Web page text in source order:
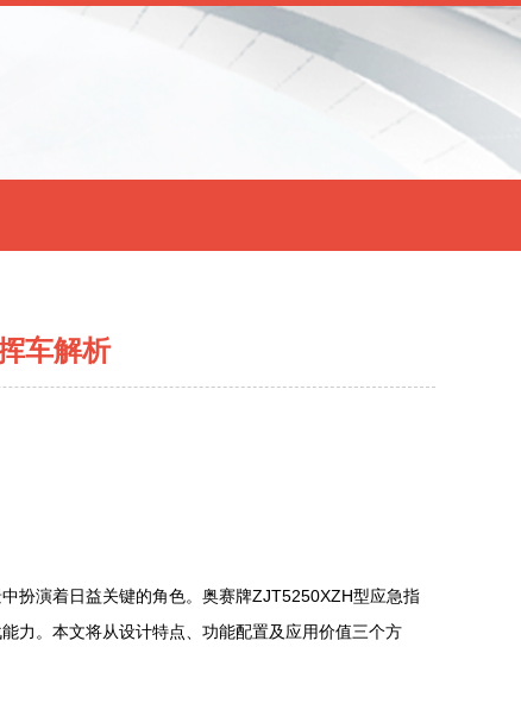
车解析
扮演着日益关键的角色。奥赛牌ZJT5250XZH型应急指
力。本文将从设计特点、功能配置及应用价值三个方